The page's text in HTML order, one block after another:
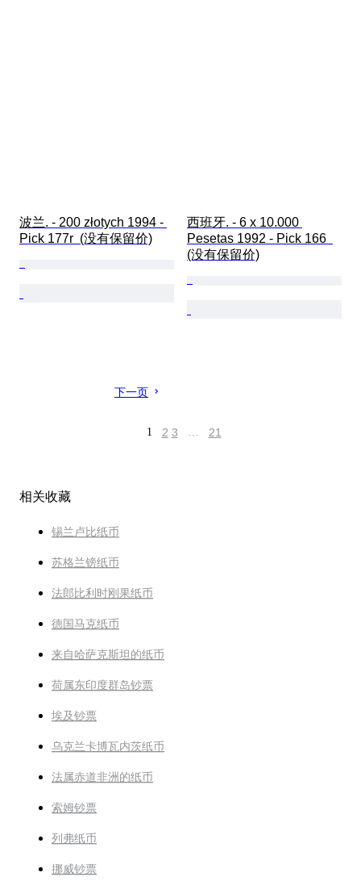
波兰. - 200 złotych 1994 -
Pick 177r  (没有保留价)
西班牙. - 6 x 10.000
Pesetas 1992 - Pick 166
(没有保留价)
下一页
1 2 3 … 21
相关收藏
锡兰卢比纸币
苏格兰镑纸币
法郎比利时刚果纸币
德国马克纸币
来自哈萨克斯坦的纸币
荷属东印度群岛钞票
埃及钞票
乌克兰卡博瓦内茨纸币
法属赤道非洲的纸币
索姆钞票
列弗纸币
挪威钞票